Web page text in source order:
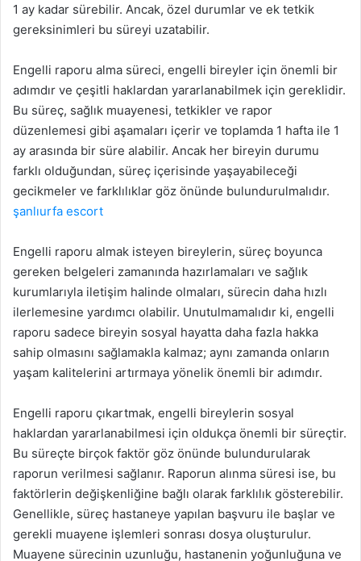
1 ay kadar sürebilir. Ancak, özel durumlar ve ek tetkik
gereksinimleri bu süreyi uzatabilir.
Engelli raporu alma süreci, engelli bireyler için önemli bir
adımdır ve çeşitli haklardan yararlanabilmek için gereklidir.
Bu süreç, sağlık muayenesi, tetkikler ve rapor
düzenlemesi gibi aşamaları içerir ve toplamda 1 hafta ile 1
ay arasında bir süre alabilir. Ancak her bireyin durumu
farklı olduğundan, süreç içerisinde yaşayabileceği
gecikmeler ve farklılıklar göz önünde bulundurulmalıdır.
şanlıurfa escort
Engelli raporu almak isteyen bireylerin, süreç boyunca
gereken belgeleri zamanında hazırlamaları ve sağlık
kurumlarıyla iletişim halinde olmaları, sürecin daha hızlı
ilerlemesine yardımcı olabilir. Unutulmamalıdır ki, engelli
raporu sadece bireyin sosyal hayatta daha fazla hakka
sahip olmasını sağlamakla kalmaz; aynı zamanda onların
yaşam kalitelerini artırmaya yönelik önemli bir adımdır.
Engelli raporu çıkartmak, engelli bireylerin sosyal
haklardan yararlanabilmesi için oldukça önemli bir süreçtir.
Bu süreçte birçok faktör göz önünde bulundurularak
raporun verilmesi sağlanır. Raporun alınma süresi ise, bu
faktörlerin değişkenliğine bağlı olarak farklılık gösterebilir.
Genellikle, süreç hastaneye yapılan başvuru ile başlar ve
gerekli muayene işlemleri sonrası dosya oluşturulur.
Muayene sürecinin uzunluğu, hastanenin yoğunluğuna ve